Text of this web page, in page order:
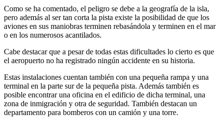
Como se ha comentado, el peligro se debe a la geografía de la isla,
pero además al ser tan corta la pista existe la posibilidad de que los
aviones en sus maniobras terminen rebasándola y terminen en el mar
o en los numerosos acantilados.
Cabe destacar que a pesar de todas estas dificultades lo cierto es que
el aeropuerto no ha registrado ningún accidente en su historia.
Estas instalaciones cuentan también con una pequeña rampa y una
terminal en la parte sur de la pequeña pista. Además también es
posible encontrar una oficina en el edificio de dicha terminal, una
zona de inmigración y otra de seguridad. También destacan un
departamento para bomberos con un camión y una torre.